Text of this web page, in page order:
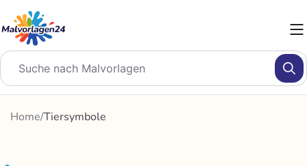
Inhalt
springen
Home/Tiersymbole